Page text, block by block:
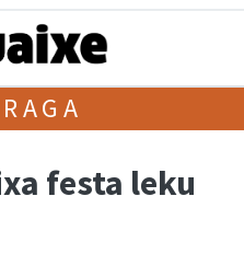
festa leku